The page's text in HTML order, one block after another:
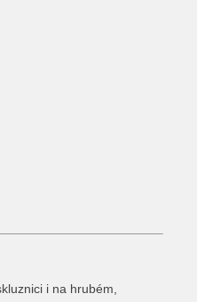
i na hrubém,